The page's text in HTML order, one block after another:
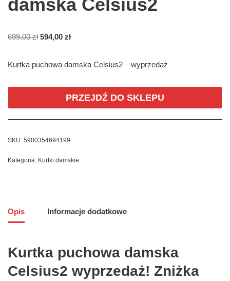
damska Celsius2
699,00zł 594,00 zł
Kurtka puchowa damska Celsius2 – wyprzedaż
PRZEJDŹ DO SKLEPU
SKU: 5900354694199
Kategoria: Kurtki damskie
Opis Informacje dodatkowe
Kurtka puchowa damska
Celsius2 wyprzedaż! Zniżka